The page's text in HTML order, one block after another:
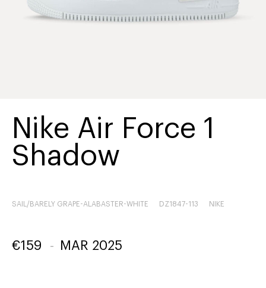
Nike Air Force 1
Shadow
SAIL/BARELY GRAPE-ALABASTER-WHITE DZ1847-113 NIKE
€159 - MAR 2025